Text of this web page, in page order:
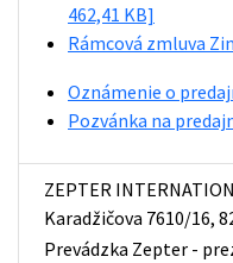
462,41 KB]
Rámcová zmluva
Oznámenie o
Pozvánka na
ZEPTER
Karadžičova 7610/16,
Prevádzka Zepter -